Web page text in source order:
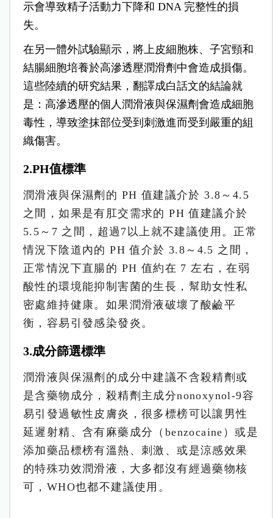
示會導致精子活動力下降和 DNA 完整性的損
失。
在另一體外試驗顯示，將上皮細胞株、子宮頸和
結腸細胞培養於高滲透壓潤滑劑中會造成損傷。
這些陸續的研究結果，翻譯成白話文的結論就
是：高滲透壓的個人潤滑液與保濕劑會造成細胞
毒性，導致塗抹部位受到刺激進而受到嚴重的組
織傷害。
2.PH值標準
潤滑液與保濕劑的 PH 值建議介於 3.8～4.5
之間，如果是有肛交需求的 PH 值建議介於
5.5～7 之間，超過7以上就不建議使用。正常
情況下陰道內的 PH 值介於 3.8～4.5 之間，
正常情況下直腸的 PH 值約在 7 左右，在弱
酸性的環境能抑制害菌的生長，幫助女性私
密處維持健康。如果潤滑液破壞了酸鹼平
衡，容易引發感染發炎。
3.成分篩選標準
潤滑液與保濕劑的成分中建議不含殺精劑或
是含藥物成分，殺精劑主成分nonoxynol-9容
易引發過敏性皮膚炎，很多標榜可以讓男性
延遲射精、含有麻藥成分（benzocaine）或是
添加藥品標榜有溫熱、刺激、或是涼感效果
的特殊功效潤滑液，大多都沒有經過藥物核
可，WHO也都不建議使用。